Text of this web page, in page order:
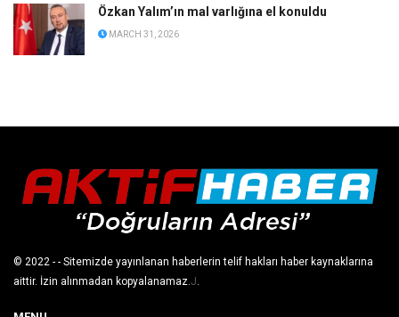
Özkan Yalım’ın mal varlığına el konuldu
MARCH 31, 2026
© 2022 - - Sitemizde yayınlanan haberlerin telif hakları haber kaynaklarına
aittir. İzin alınmadan kopyalanamaz. J